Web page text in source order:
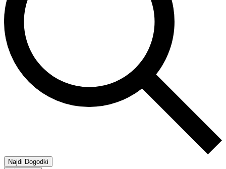
Najdi Dogodki